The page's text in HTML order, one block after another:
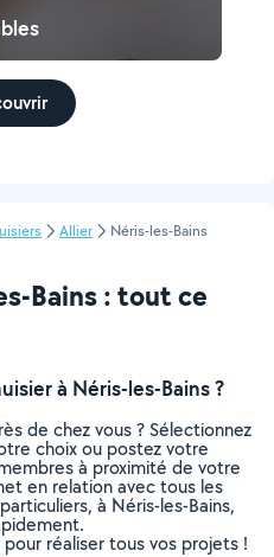
Allier Néris-les-Bains
Bains : tout ce
à Néris-les-Bains ?
de chez vous ? Sélectionnez
choix ou postez votre
à proximité de votre
en relation avec tous les
à Néris-les-Bains,
réaliser tous vos projets !